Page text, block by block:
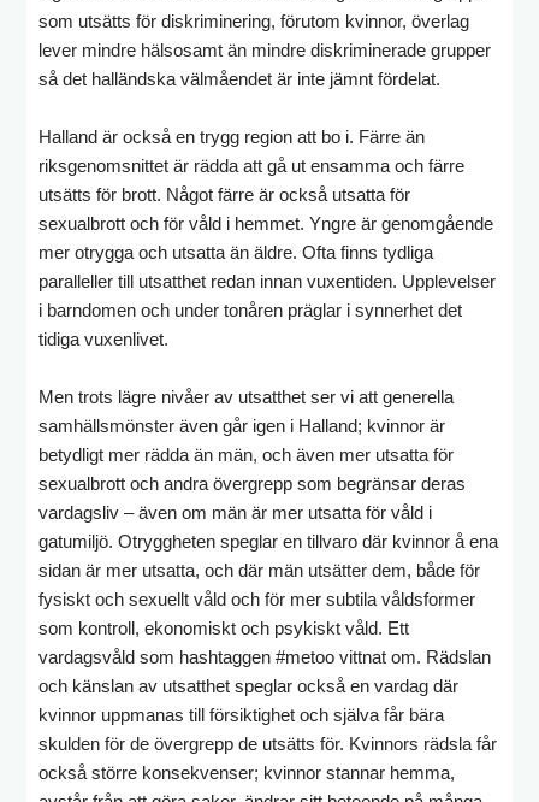
som utsätts för diskriminering, förutom kvinnor, överlag
lever mindre hälsosamt än mindre diskriminerade grupper
så det halländska välmåendet är inte jämnt fördelat.
Halland är också en trygg region att bo i. Färre än
riksgenomsnittet är rädda att gå ut ensamma och färre
utsätts för brott. Något färre är också utsatta för
sexualbrott och för våld i hemmet. Yngre är genomgående
mer otrygga och utsatta än äldre. Ofta finns tydliga
paralleller till utsatthet redan innan vuxentiden. Upplevelser
i barndomen och under tonåren präglar i synnerhet det
tidiga vuxenlivet.
Men trots lägre nivåer av utsatthet ser vi att generella
samhällsmönster även går igen i Halland; kvinnor är
betydligt mer rädda än män, och även mer utsatta för
sexualbrott och andra övergrepp som begränsar deras
vardagsliv – även om män är mer utsatta för våld i
gatumiljö. Otryggheten speglar en tillvaro där kvinnor å ena
sidan är mer utsatta, och där män utsätter dem, både för
fysiskt och sexuellt våld och för mer subtila våldsformer
som kontroll, ekonomiskt och psykiskt våld. Ett
vardagsvåld som hashtaggen #metoo vittnat om. Rädslan
och känslan av utsatthet speglar också en vardag där
kvinnor uppmanas till försiktighet och själva får bära
skulden för de övergrepp de utsätts för. Kvinnors rädsla får
också större konsekvenser; kvinnor stannar hemma,